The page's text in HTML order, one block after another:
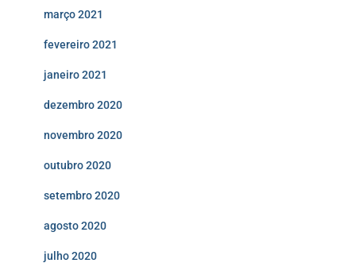
março 2021
fevereiro 2021
janeiro 2021
dezembro 2020
novembro 2020
outubro 2020
setembro 2020
agosto 2020
julho 2020